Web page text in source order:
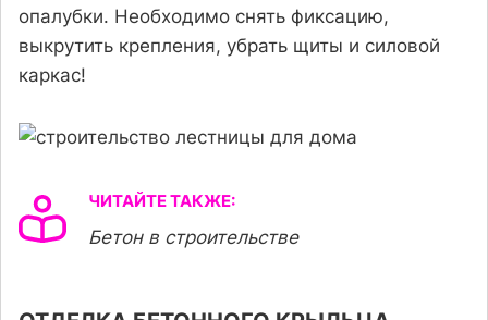
опалубки. Необходимо снять фиксацию,
выкрутить крепления, убрать щиты и силовой
каркас!
ЧИТАЙТЕ ТАКЖЕ:
Бетон в строительстве